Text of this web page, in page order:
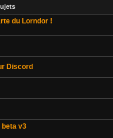
du Lorndor !
Discord
beta v3